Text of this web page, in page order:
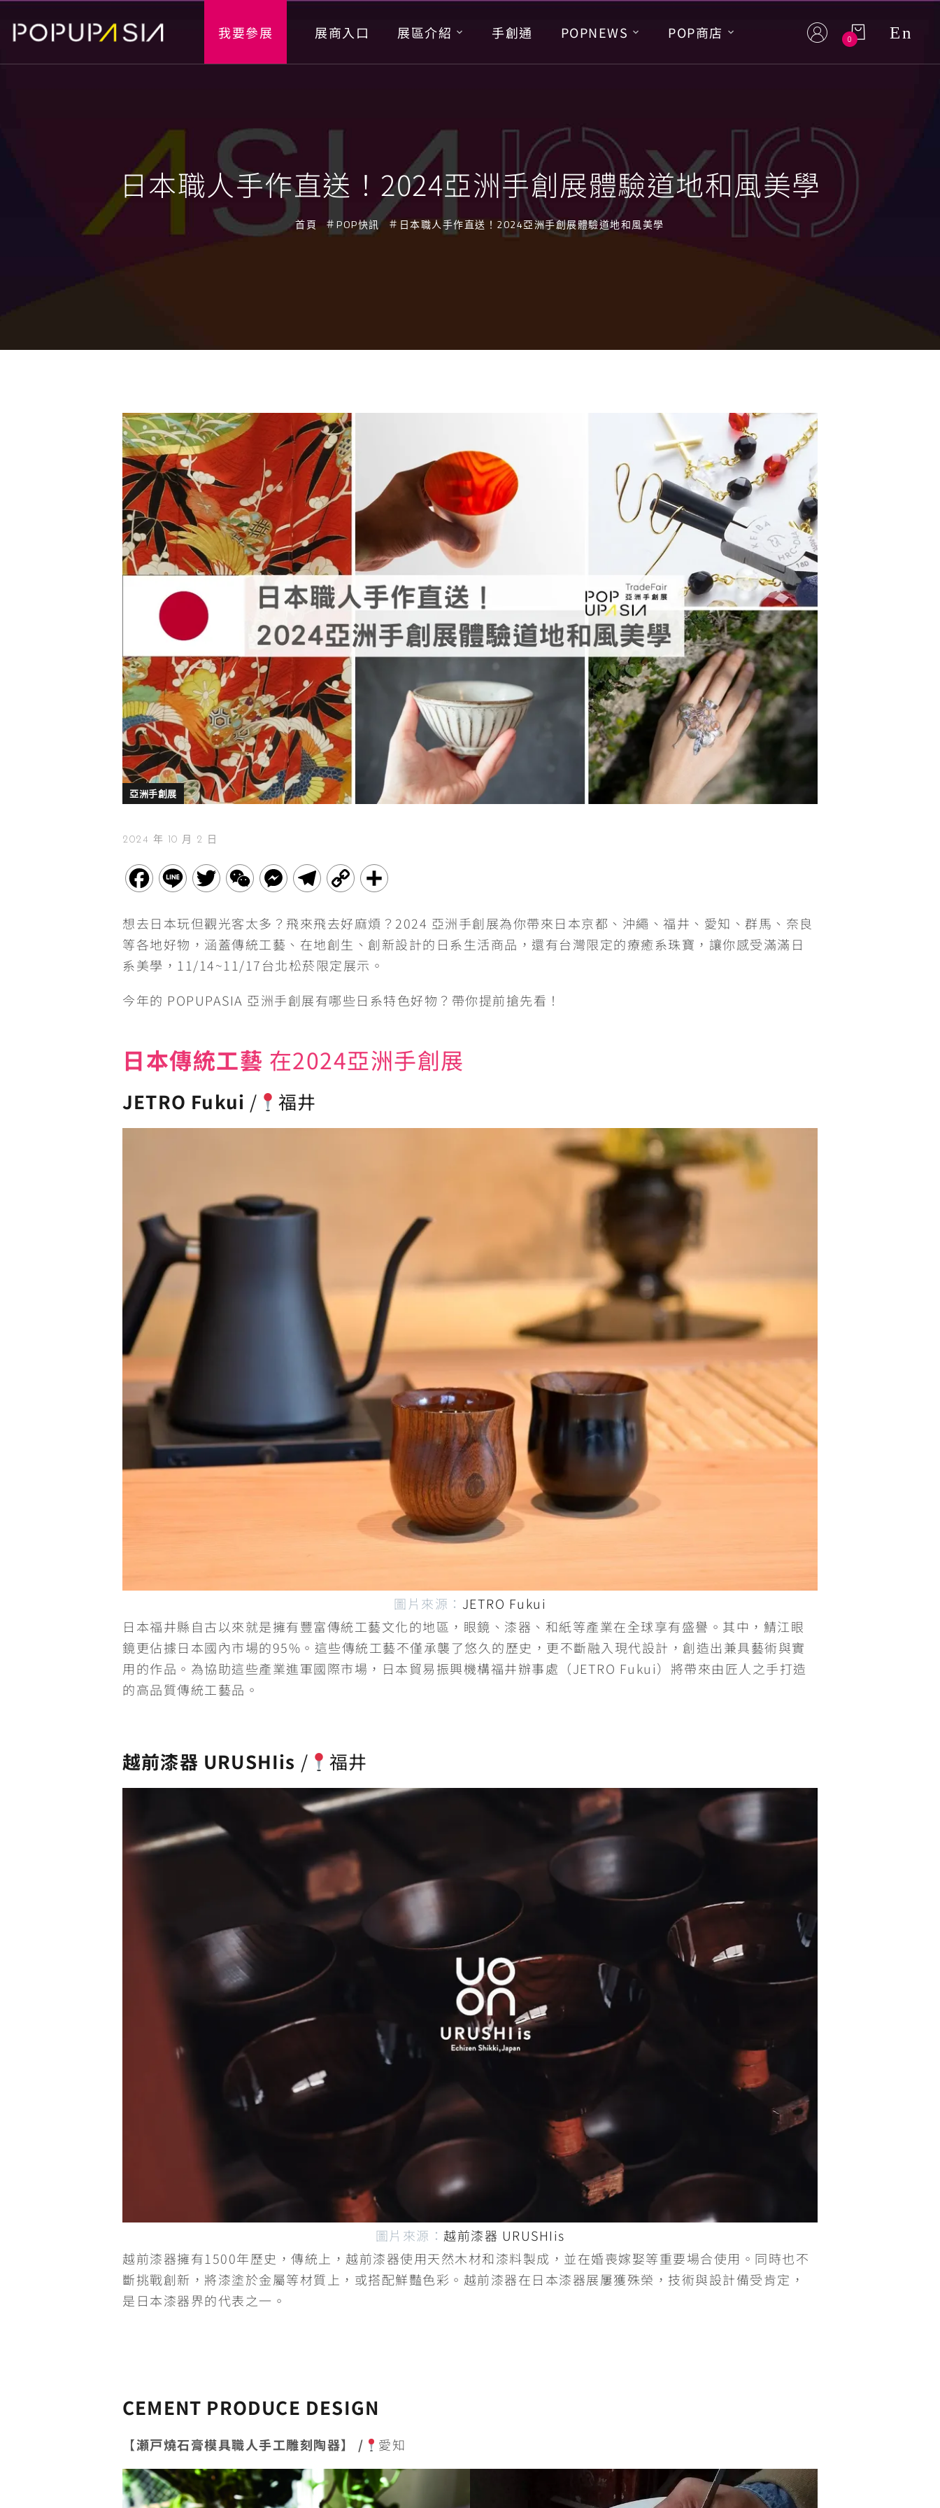
我要參展 展商入口 展區介紹 手創通 POPNEWS POP商店 0 En
日本職人手作直送！2024亞洲手創展體驗道地和風美學
首頁 POP快訊 日本職人手作直送！2024亞洲手創展體驗道地和風美學
亞洲手創展
2024 年 10 月 2 日
F
c
e
o
k
L
n
e
T
i
t
W
C
h
M
s
s
e
r
T
l
e
m
C
p
y
k
想去日本玩但觀光客太多？飛來飛去好麻煩？2024 亞洲手創展為你帶來日本京都、沖繩、福井、愛知、群馬、奈良
等各地好物，涵蓋傳統工藝、在地創生、創新設計的日系生活商品，還有台灣限定的療癒系珠寶，讓你感受滿滿日
系美學，11/14~11/17台北松菸限定展示。
今年的 POPUPASIA 亞洲手創展有哪些日系特色好物？帶你提前搶先看！
日本傳統工藝 在2024亞洲手創展
JETRO Fukui / 福井
圖片來源： JETRO Fukui
日本福井縣自古以來就是擁有豐富傳統工藝文化的地區，眼鏡、漆器、和紙等產業在全球享有盛譽。其中，鯖江眼
鏡更佔據日本國內市場的95%。這些傳統工藝不僅承襲了悠久的歷史，更不斷融入現代設計，創造出兼具藝術與實
用的作品。為協助這些產業進軍國際市場，日本貿易振興機構福井辦事處（JETRO Fukui）將帶來由匠人之手打造
的高品質傳統工藝品。
越前漆器 URUSHIis / 福井
圖片來源： 越前漆器 URUSHIis
越前漆器擁有1500年歷史，傳統上，越前漆器使用天然木材和漆料製成，並在婚喪嫁娶等重要場合使用。同時也不
斷挑戰創新，將漆塗於金屬等材質上，或搭配鮮豔色彩。越前漆器在日本漆器展屢獲殊榮，技術與設計備受肯定，
是日本漆器界的代表之一。
CEMENT PRODUCE DESIGN
【瀬戸燒石膏模具職人手工雕刻陶器】 / 愛知